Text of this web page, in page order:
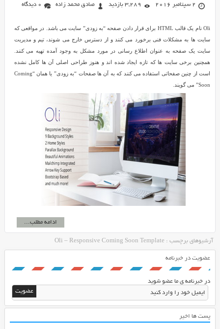
2 سپتامبر 2016 3,289 بازدید صادق محمد زاده 0 دیدگاه
Oli نام یک قالب HTML برای قرار دادن صفحه “به زودی” سایت می باشد. در مواقعی که
سایت ها به مشکلات فنی برخورد می کنند و از دسترس خارج می شوند، تیم و مدیریت
سایت یک صفحه به عنوان اطلاع رسانی در مورد مشکل به وجود آمده تهیه می کنند.
همچنین برخی سایت ها که تازه ایجاد شده اند و هنوز طراحی اصلی آن ها کامل نشده
است از چنین صفحاتی استفاده می کنند که به آن ها صفحات “به زودی” یا همان “Coming
Soon” می گویند.
ادامه مطلب...
آرشیوهای برچسب : Oli – Responsive Coming Soon Template
عضویت در خبرنامه
در خبرنامه ی ما عضو شوید
پست ها اخیر